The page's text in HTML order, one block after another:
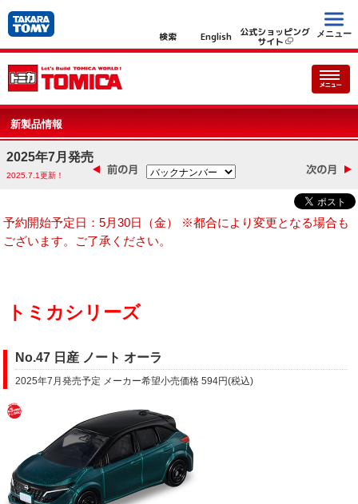
検索 English 公式ショッピング
サイト
メニュー
新製品情報
2025年7月発売
2025.7.1更新！
予約開始予定日：5月30日（金） ※都合により変更となる場合も
ございます。ご了承ください。
トミカシリーズ
No.47 日産 ノート オーラ
2025年7月発売予定 メーカー希望小売価格 594円(税込)